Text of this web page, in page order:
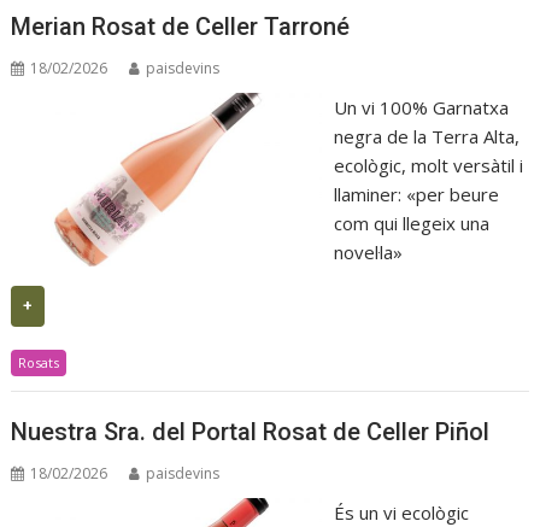
Merian Rosat de Celler Tarroné
18/02/2026 paisdevins
Un vi 100% Garnatxa
negra de la Terra Alta,
ecològic, molt versàtil i
llaminer: «per beure
com qui llegeix una
novel·la»
+
Rosats
Nuestra Sra. del Portal Rosat de Celler Piñol
18/02/2026 paisdevins
És un vi ecològic